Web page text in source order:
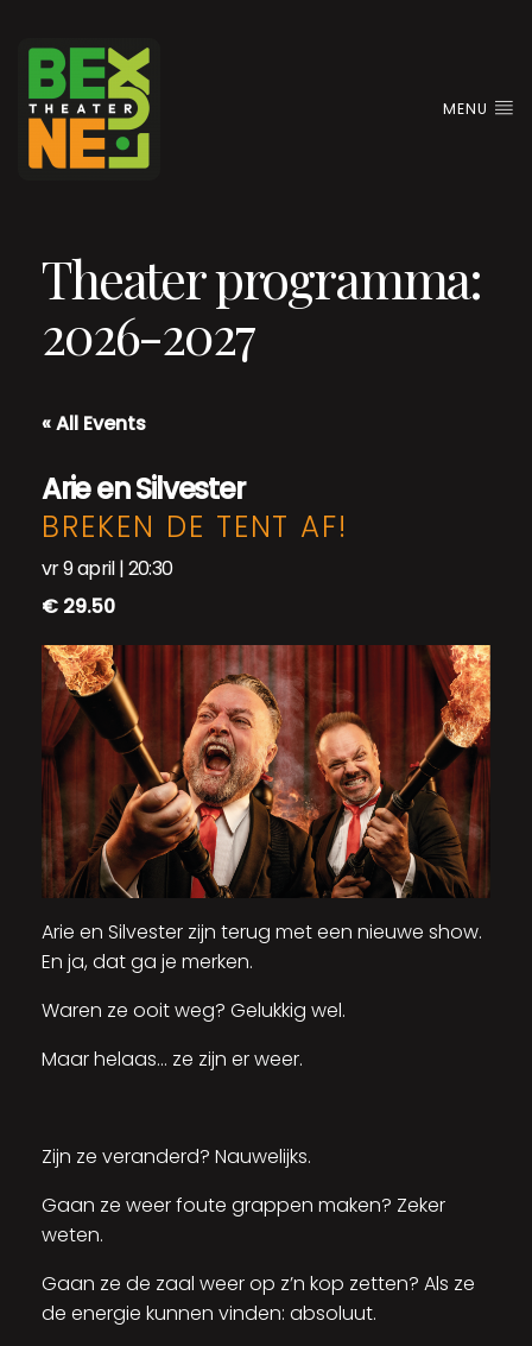
MENU
Theater programma:
2026-2027
« All Events
Arie en Silvester
BREKEN DE TENT AF!
vr 9 april | 20:30
€ 29.50
Arie en Silvester zijn terug met een nieuwe show.
En ja, dat ga je merken.
Waren ze ooit weg? Gelukkig wel.
Maar helaas… ze zijn er weer.
Zijn ze veranderd? Nauwelijks.
Gaan ze weer foute grappen maken? Zeker
weten.
Gaan ze de zaal weer op z’n kop zetten? Als ze
de energie kunnen vinden: absoluut.